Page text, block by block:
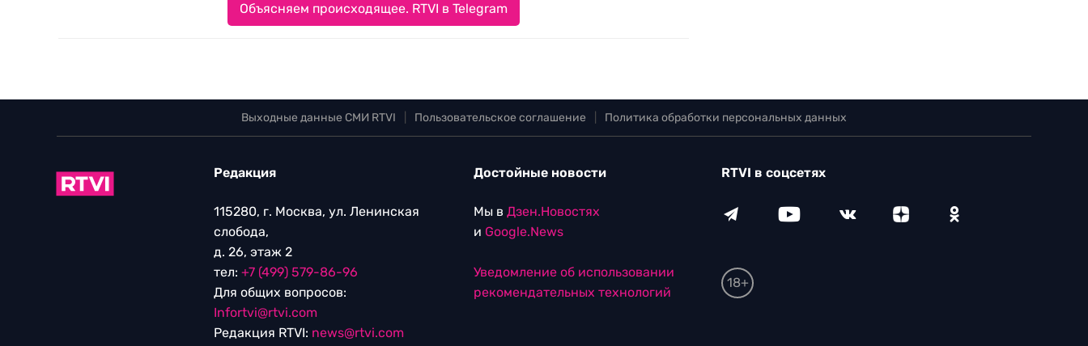
Объясняем происходящее. RTVI в Telegram
Выходные данные СМИ RTVI Пользовательское соглашение Политика обработки персональных данных
Редакция
115280, г. Москва, ул. Ленинская
слобода,
д. 26, этаж 2
тел: +7 (499) 579-86-96
Для общих вопросов:
Infortvi@rtvi.com
Редакция RTVI: news@rtvi.com
Достойные новости
Мы в Дзен.Новостях
и Google.News
Уведомление об использовании
рекомендательных технологий
RTVI в соцсетях
18+